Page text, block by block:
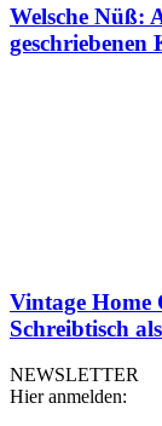
Welsche Nüß:
geschriebenen
Vintage Home
Schreibtisch
NEWSLETTER
Hier anmelden: